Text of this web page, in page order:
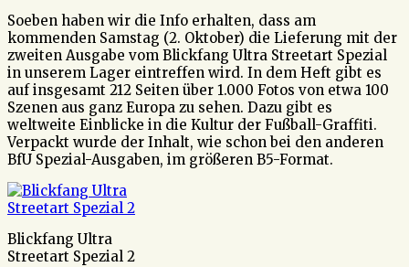
Soeben haben wir die Info erhalten, dass am
kommenden Samstag (2. Oktober) die Lieferung mit der
zweiten Ausgabe vom Blickfang Ultra Streetart Spezial
in unserem Lager eintreffen wird. In dem Heft gibt es
auf insgesamt 212 Seiten über 1.000 Fotos von etwa 100
Szenen aus ganz Europa zu sehen. Dazu gibt es
weltweite Einblicke in die Kultur der Fußball-Graffiti.
Verpackt wurde der Inhalt, wie schon bei den anderen
BfU Spezial-Ausgaben, im größeren B5-Format.
Blickfang Ultra
Streetart Spezial 2